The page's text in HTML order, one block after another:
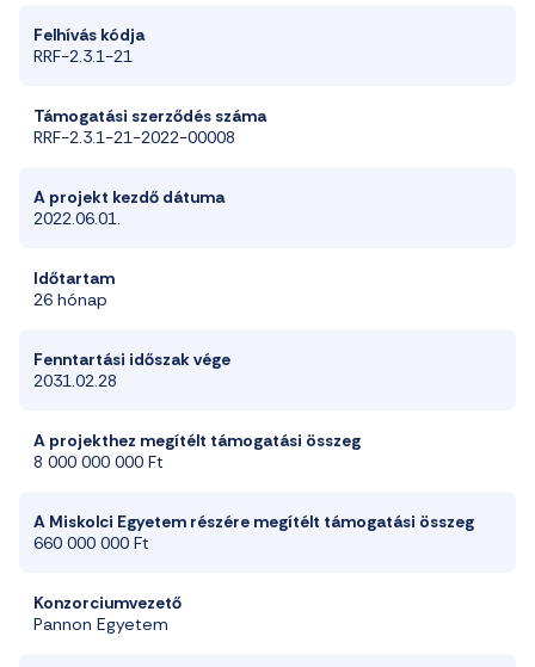
Felhívás kódja
RRF-2.3.1-21
Támogatási szerződés száma
RRF-2.3.1-21-2022-00008
A projekt kezdő dátuma
2022.06.01.
Időtartam
26 hónap
Fenntartási időszak vége
2031.02.28
A projekthez megítélt támogatási összeg
8 000 000 000 Ft
A Miskolci Egyetem részére megítélt támogatási összeg
660 000 000 Ft
Konzorciumvezető
Pannon Egyetem